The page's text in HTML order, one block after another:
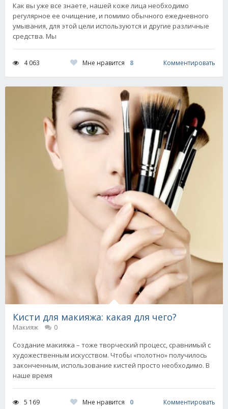
Как вы уже все знаете, нашей коже лица необходимо
регулярное ее очищение, и помимо обычного ежедневного
умывания, для этой цели используются и другие различные
средства. Мы
4 063 Мне нравится 8 Комментировать
Кисти для макияжа: какая для чего?
Макияж
0
Создание макияжа – тоже творческий процесс, сравнимый с
художественным искусством. Чтобы «полотно» получилось
законченным, использование кистей просто необходимо. В
наше время
5 169 Мне нравится 0 Комментировать